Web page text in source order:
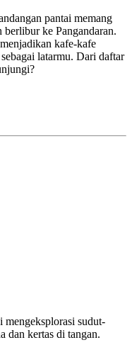
pantai memang
ke Pangandaran.
kafe-kafe
latarmu. Dari daftar
mengeksplorasi sudut-
dan kertas di tangan.